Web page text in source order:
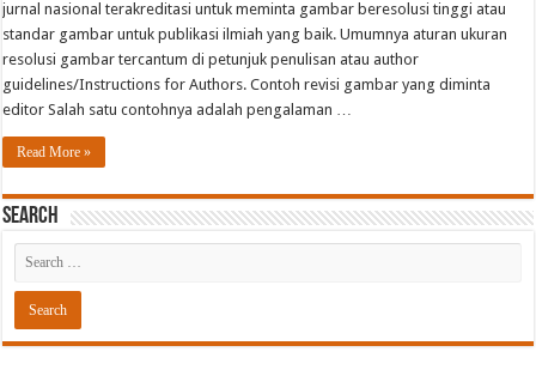
jurnal nasional terakreditasi untuk meminta gambar beresolusi tinggi atau
standar gambar untuk publikasi ilmiah yang baik. Umumnya aturan ukuran
resolusi gambar tercantum di petunjuk penulisan atau author
guidelines/Instructions for Authors. Contoh revisi gambar yang diminta
editor Salah satu contohnya adalah pengalaman …
Read More »
Search